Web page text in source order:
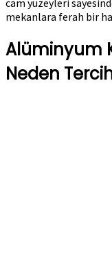
cam yüzeyleri
mekanlara ferah bir
Alüminyum
Neden